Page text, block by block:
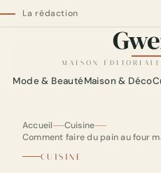
La rédaction
MAISON
Mode & BeautéMaison & Déco
Accueil
Cuisine
Comment faire du pain au four
CUISINE